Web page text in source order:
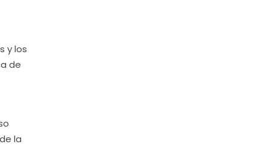
y los
de
la